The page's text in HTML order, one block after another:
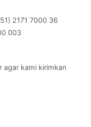
2171 7000 36
003
agar kami kirimkan